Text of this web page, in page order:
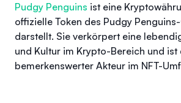
Pudgy Penguins ist eine
offizielle Token des Pudgy
darstellt. Sie verkörpert eine
und Kultur im Krypto-Bereich und ist
bemerkenswerter Akteur im NFT-